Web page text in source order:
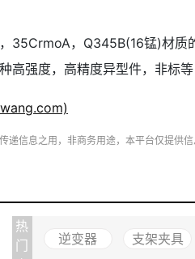
35CrmoA，Q345B(16锰)材质
高强度，高精度异型件，非标等
递信息之用，非商务用途，本平台仅提供
热
门
逆变器 支架夹具